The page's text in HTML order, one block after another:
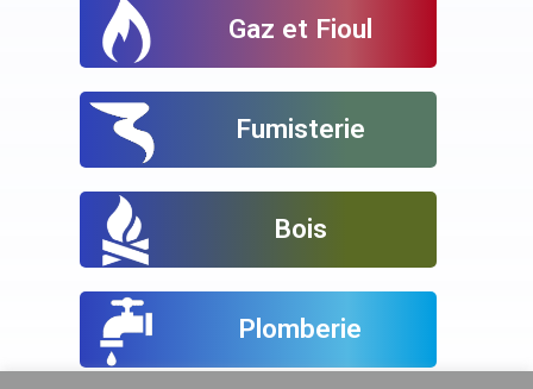
Gaz et Fioul
Fumisterie
Bois
Plomberie